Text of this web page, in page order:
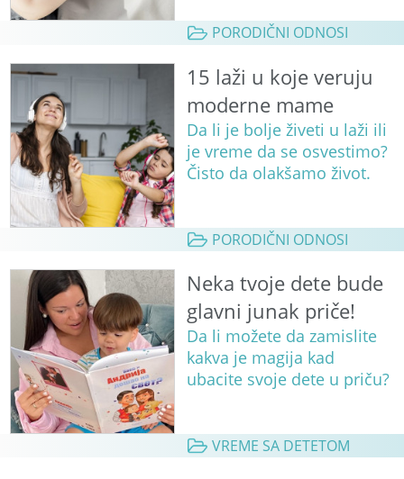
PORODIČNI ODNOSI
15 laži u koje veruju
moderne mame
Da li je bolje živeti u laži ili
je vreme da se osvestimo?
Čisto da olakšamo život.
PORODIČNI ODNOSI
Neka tvoje dete bude
glavni junak priče!
Da li možete da zamislite
kakva je magija kad
ubacite svoje dete u priču?
VREME SA DETETOM